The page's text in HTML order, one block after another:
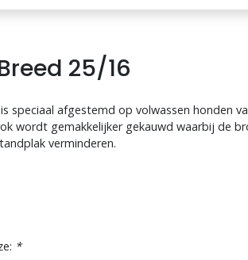
25/16
speciaal afgestemd op volwassen honden
wordt gemakkelijker gekauwd waarbij de
verminderen.
*